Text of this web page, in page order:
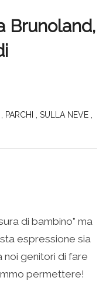
Brunoland,
PARCHI SULLA NEVE
di bambino” ma
espressione sia
genitori di fare
permettere!